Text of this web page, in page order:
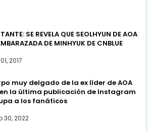
SE REVELA QUE SEOLHYUN DE AOA
DE MINHYUK DE CNBLUE
2017
muy delgado de la ex líder de AOA
la última publicación de Instagram
a los fanáticos
30, 2022